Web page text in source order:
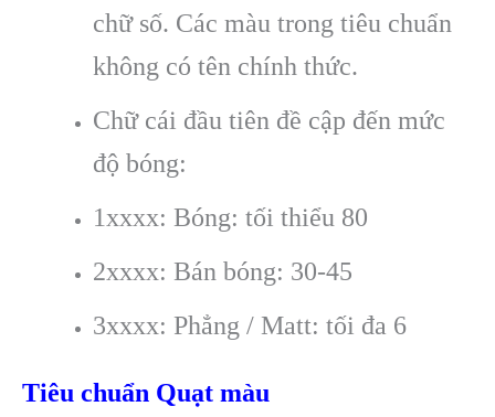
chữ số. Các màu trong tiêu chuẩn
không có tên chính thức.
Chữ cái đầu tiên đề cập đến mức
độ bóng:
1xxxx: Bóng: tối thiểu 80
2xxxx: Bán bóng: 30-45
3xxxx: Phẳng / Matt: tối đa 6
Tiêu chuẩn Quạt màu